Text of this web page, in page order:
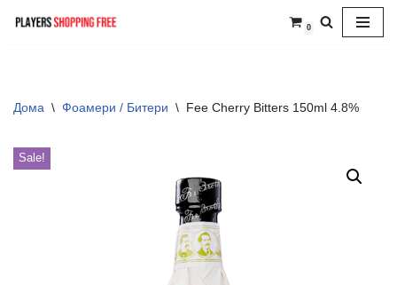
0
Дома \ Фоамери / Битери \ Fee Cherry Bitters 150ml 4.8%
Sale!